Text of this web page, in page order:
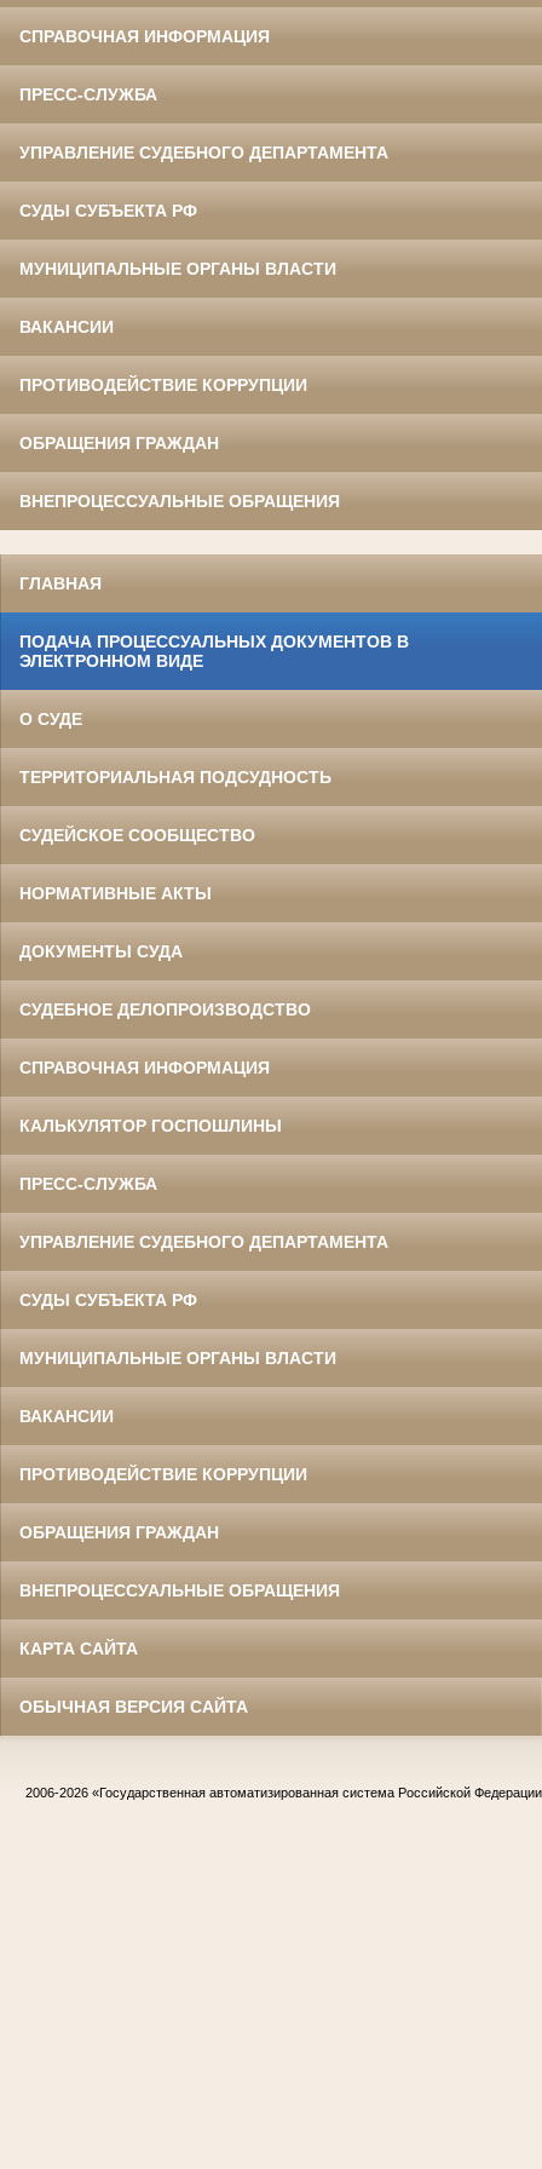
СПРАВОЧНАЯ ИНФОРМАЦИЯ
ПРЕСС-СЛУЖБА
УПРАВЛЕНИЕ СУДЕБНОГО ДЕПАРТАМЕНТА
СУДЫ СУБЪЕКТА РФ
МУНИЦИПАЛЬНЫЕ ОРГАНЫ ВЛАСТИ
ВАКАНСИИ
ПРОТИВОДЕЙСТВИЕ КОРРУПЦИИ
ОБРАЩЕНИЯ ГРАЖДАН
ВНЕПРОЦЕССУАЛЬНЫЕ ОБРАЩЕНИЯ
ГЛАВНАЯ
ПОДАЧА ПРОЦЕССУАЛЬНЫХ ДОКУМЕНТОВ В
ЭЛЕКТРОННОМ ВИДЕ
О СУДЕ
ТЕРРИТОРИАЛЬНАЯ ПОДСУДНОСТЬ
СУДЕЙСКОЕ СООБЩЕСТВО
НОРМАТИВНЫЕ АКТЫ
ДОКУМЕНТЫ СУДА
СУДЕБНОЕ ДЕЛОПРОИЗВОДСТВО
СПРАВОЧНАЯ ИНФОРМАЦИЯ
КАЛЬКУЛЯТОР ГОСПОШЛИНЫ
ПРЕСС-СЛУЖБА
УПРАВЛЕНИЕ СУДЕБНОГО ДЕПАРТАМЕНТА
СУДЫ СУБЪЕКТА РФ
МУНИЦИПАЛЬНЫЕ ОРГАНЫ ВЛАСТИ
ВАКАНСИИ
ПРОТИВОДЕЙСТВИЕ КОРРУПЦИИ
ОБРАЩЕНИЯ ГРАЖДАН
ВНЕПРОЦЕССУАЛЬНЫЕ ОБРАЩЕНИЯ
КАРТА САЙТА
ОБЫЧНАЯ ВЕРСИЯ САЙТА
2006-2026 «Государственная автоматизированная система Российской